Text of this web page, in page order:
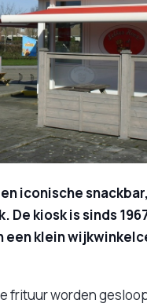
iconische
De kiosk is sinds
een klein
frituur worden